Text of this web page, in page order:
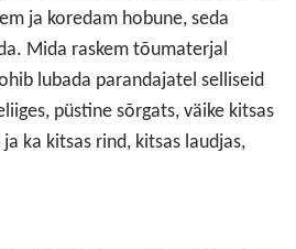
ja koredam hobune, seda
Mida raskem tõumaterjal
lubada parandajatel selliseid
püstine sõrgats, väike kitsas
ka kitsas rind, kitsas laudjas,